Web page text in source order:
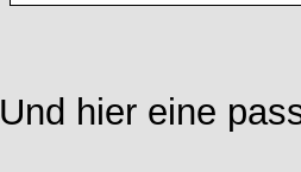
Und hier eine